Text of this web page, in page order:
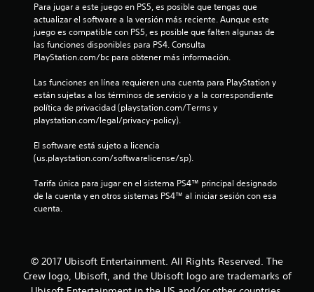
d
i
e
t
r
Para jugar a este juego en PS5, es posible que tengas que
actualizar el software a la versión más reciente. Aunque este
juego es compatible con PS5, es posible que falten algunas de
las funciones disponibles para PS4. Consulta
PlayStation.com/bc para obtener más información.
Las funciones en línea requieren una cuenta para PlayStation y
están sujetas a los términos de servicio y a la correspondiente
política de privacidad (playstation.com/Terms y
playstation.com/legal/privacy-policy).
El software está sujeto a licencia
(us.playstation.com/softwarelicense/sp).
Tarifa única para jugar en el sistema PS4™ principal designado
de la cuenta y en otros sistemas PS4™ al iniciar sesión con esa
cuenta.
© 2017 Ubisoft Entertainment. All Rights Reserved. The
Crew logo, Ubisoft, and the Ubisoft logo are trademarks of